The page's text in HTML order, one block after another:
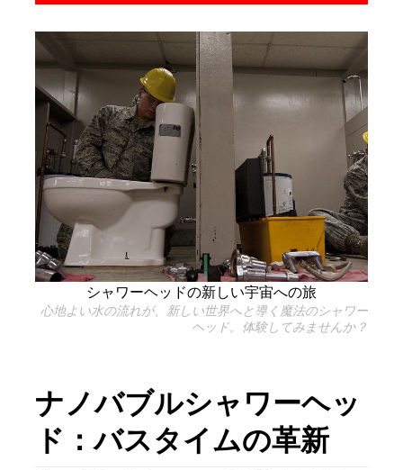
シャワーヘッドの新しい宇宙への旅
心地よい水の流れが、新しい世界へと導く魔法のシャワー
ヘッド。体験してみませんか？
ナノバブルシャワーヘッ
ド：バスタイムの革新